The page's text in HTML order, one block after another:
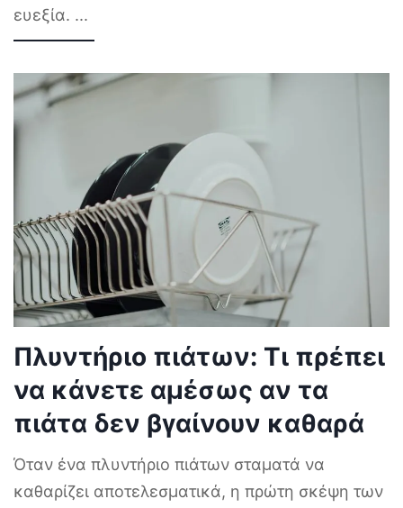
ευεξία. ...
Πλυντήριο πιάτων: Τι πρέπει
να κάνετε αμέσως αν τα
πιάτα δεν βγαίνουν καθαρά
Όταν ένα πλυντήριο πιάτων σταματά να
καθαρίζει αποτελεσματικά, η πρώτη σκέψη των